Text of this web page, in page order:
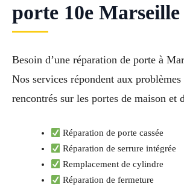
porte 10e Marseille
Besoin d’une réparation de porte à
Nos services répondent aux problèmes
rencontrés sur les portes de maison et
Réparation de porte cassée
Réparation de serrure intégrée
Remplacement de cylindre
Réparation de fermeture